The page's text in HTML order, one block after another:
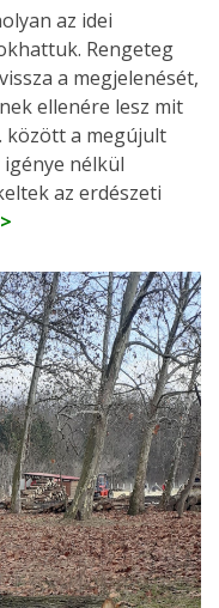
az idei
Rengeteg
a megjelenését,
ellenére lesz mit
között a megújult
igénye nélkül
az erdészeti